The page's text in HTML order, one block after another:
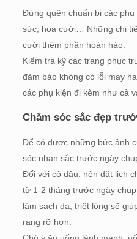
Đừng quên chuẩn bị các
sức, hoa cưới… Những chi
cưới thêm phần hoàn hảo.
Kiểm tra kỹ các trang phục
đảm bảo không có lỗi may
các phụ kiện đi kèm như cà
Chăm sóc sắc đẹp
Để có được những bức ảnh
sóc nhan sắc trước ngày
Đối với cô dâu, nên đặt lịch
từ 1-2 tháng trước ngày
làm sạch da, triệt lông sẽ
rạng rỡ hơn.